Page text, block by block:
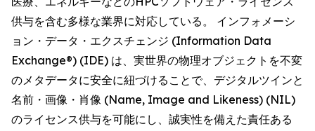
供与を含む多様な業界に対応している。 インフォメーシ
ョン・データ・エクスチェンジ (Information Data
Exchange®) (IDE) は、実世界の物理オブジェクトを不変
のメタデータに安全に紐づけることで、デジタルツインと
名前・画像・肖像 (Name, Image and Likeness) (NIL)
のライセンス供与を可能にし、誠実性を備えた責任ある